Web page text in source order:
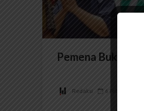
Pemena Bukan
Redaksi 6 Februari 2025